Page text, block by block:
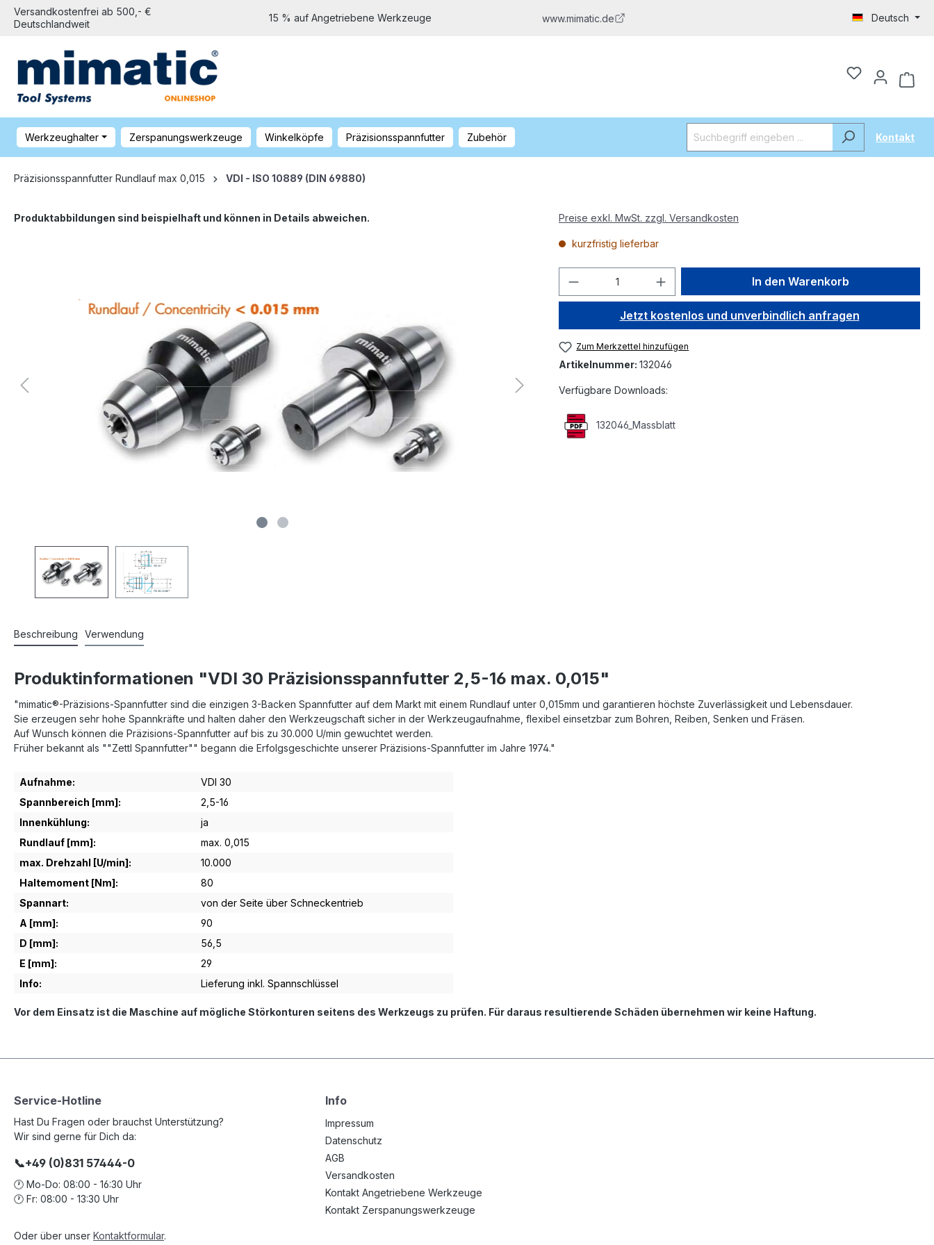
Versandkostenfrei ab 500,- €
Deutschlandweit
15 % auf Angetriebene Werkzeuge www.mimatic.de Deutsch
Werkzeughalter Zerspanungswerkzeuge Winkelköpfe Präzisionsspannfutter Zubehör Kontakt
Präzisionsspannfutter Rundlauf max 0,015 VDI - ISO 10889 (DIN 69880)
Produktabbildungen sind beispielhaft und können in Details abweichen. Preise exkl. MwSt. zzgl. Versandkosten
kurzfristig lieferbar
In den Warenkorb
Jetzt kostenlos und unverbindlich anfragen
Zum Merkzettel hinzufügen
Artikelnummer: 132046
Verfügbare Downloads:
132046_Massblatt
Beschreibung Verwendung
Produktinformationen "VDI 30 Präzisionsspannfutter 2,5-16 max. 0,015"
"mimatic®-Präzisions-Spannfutter sind die einzigen 3-Backen Spannfutter auf dem Markt mit einem Rundlauf unter 0,015mm und garantieren höchste Zuverlässigkeit und Lebensdauer.
Sie erzeugen sehr hohe Spannkräfte und halten daher den Werkzeugschaft sicher in der Werkzeugaufnahme, flexibel einsetzbar zum Bohren, Reiben, Senken und Fräsen.
Auf Wunsch können die Präzisions-Spannfutter auf bis zu 30.000 U/min gewuchtet werden.
Früher bekannt als ""Zettl Spannfutter"" begann die Erfolgsgeschichte unserer Präzisions-Spannfutter im Jahre 1974."
Aufnahme:
VDI 30
Spannbereich [mm]:
2,5-16
Innenkühlung:
ja
Rundlauf [mm]:
max. 0,015
max. Drehzahl [U/min]:
10.000
Haltemoment [Nm]:
80
Spannart:
von der Seite über Schneckentrieb
A [mm]:
90
D [mm]:
56,5
E [mm]:
29
Info:
Lieferung inkl. Spannschlüssel
Vor dem Einsatz ist die Maschine auf mögliche Störkonturen seitens des Werkzeugs zu prüfen. Für daraus resultierende Schäden übernehmen wir keine Haftung.
Service-Hotline
Hast Du Fragen oder brauchst Unterstützung?
Wir sind gerne für Dich da:
📞+49 (0)831 57444-0
🕐 Mo-Do: 08:00 - 16:30 Uhr
🕐 Fr: 08:00 - 13:30 Uhr
Oder über unser Kontaktformular.
Info
Impressum
Datenschutz
AGB
Versandkosten
Kontakt Angetriebene Werkzeuge
Kontakt Zerspanungswerkzeuge